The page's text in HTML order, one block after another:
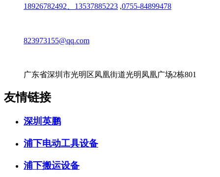
18926782492、13537885223 ,0755-84899478
823973155@qq.com
广东省深圳市光明区凤凰街道光明凤凰广场2栋801
友情链接
深圳英鹏
浦下电动工具设备
浦下搬运设备